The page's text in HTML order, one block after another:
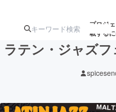
プロジ
載する
ラテン・ジャズ